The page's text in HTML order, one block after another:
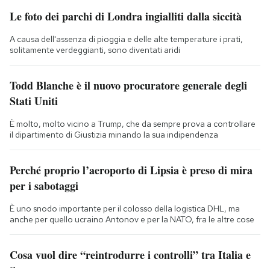
Le foto dei parchi di Londra ingialliti dalla siccità
A causa dell'assenza di pioggia e delle alte temperature i prati,
solitamente verdeggianti, sono diventati aridi
Todd Blanche è il nuovo procuratore generale degli
Stati Uniti
È molto, molto vicino a Trump, che da sempre prova a controllare
il dipartimento di Giustizia minando la sua indipendenza
Perché proprio l’aeroporto di Lipsia è preso di mira
per i sabotaggi
È uno snodo importante per il colosso della logistica DHL, ma
anche per quello ucraino Antonov e per la NATO, fra le altre cose
Cosa vuol dire “reintrodurre i controlli” tra Italia e